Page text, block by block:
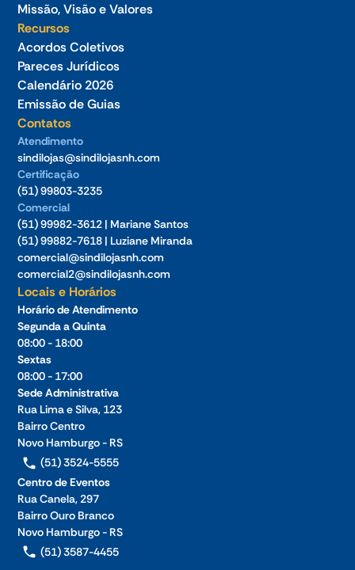
Missão, Visão e Valores
Recursos
Acordos Coletivos
Pareces Jurídicos
Calendário 2026
Emissão de Guias
Contatos
Atendimento
sindilojas@sindilojasnh.com
Certificação
(51) 99803-3235
Comercial
(51) 99982-3612 | Mariane Santos
(51) 99882-7618 | Luziane Miranda
comercial@sindilojasnh.com
comercial2@sindilojasnh.com
Locais e Horários
Horário de Atendimento
Segunda a Quinta
08:00 - 18:00
Sextas
08:00 - 17:00
Sede Administrativa
Rua Lima e Silva, 123
Bairro Centro
Novo Hamburgo - RS
(51) 3524-5555
Centro de Eventos
Rua Canela, 297
Bairro Ouro Branco
Novo Hamburgo - RS
(51) 3587-4455